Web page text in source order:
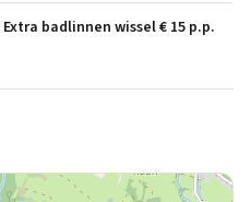
Extra badlinnen wissel € 15 p.p.